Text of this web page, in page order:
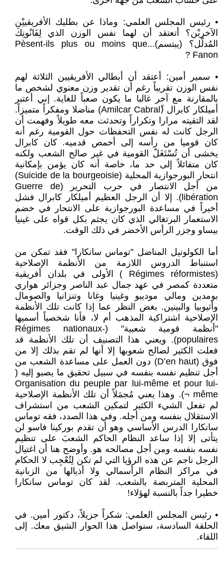
• رئيس المجلس العلمي: وماذا عن بطليك الأفريقييْن
الآخريْن؟ أتعتقد أن لهما نفس الوزن الذي لِفَانُونِكَ
المُدلّل؟ (يبتسم)...Pèsent-ils plus ou moins que
Fanon ?
• سمير أمين: أعتقد أن أبطالي الأفريقيين الثلاثة لهم
نفس الوزن تقريباً رغم أن تقدير وزن معنوي لشخص ما
بالمقارنة مع آخر غالبا ما يكون صعباً للغاية. إني أعتبر
أميلكار كابرال (ََAmilcar Cabral) مناضلا ومفكراً متميزاً.
لقد التقيته مرارا وتكراراً وتحدثت معه طويلاً وفهمت أن
الرجل كانت له نفس التحفظات حول القومية رغم أنه
كان قوميا من رأسه إلى أخمص قدميه. كان كابرال
يخشى أن تُسْتَغَلّ القومية في غير صالح الشعب ولكنه
كان متفائلاً إلى حد ما، خاصة أنه كان يؤمن بإمكانية
انتحار البورجوازية المحلية (Suicide de la bourgeoisie)
من أجل الانتصار في حرب التحرير (Guerre de
libération). إلا أن الرجل العظيم أميلكار كابرال فشل
أخيراً في مساعدة البورجوازية على الانتحار في خضم
الاستعمار البرتغالي الذي كان يجثم بكل قواه على غينيا
بيساو وجزر الرأس الأخضر في ذلك الوقت.
أما الكولونيل المناضل "توماس سانكارا" فقد تمكن من
استنباط الدروس اللازمة من الأنظمة الإصلاحية
(Régimes réformistes ) الأولى في بلدان أفريقية
متعددة كمصر في عهد جمال عبد الناصر وجزائر هواري
بومدين ومالي موديبو وغينيا وغانا وتنزانيا والصومال
وأثيوبيا والبينين. بغض النظر عما إذا كانت تلك الأنظمة
الإصلاحية اشتراكية المذهب أم لا، فأنا شخصياً أسميها
"أنظمة قومية شعبية" (Régimes nationaux-
populaires). ويعني هذا التصنيف أن تلك الأنظمة قد
فعلت الكثير لصالح شعوبها إلا أنها لم تقم بذلك إلا من
فوق (D’en haut) دون العمل على مساعدة الشعب من
أجل تنظيم نفسه بنفسه في سبيل تحقيق ما يصبو إليه (
Organisation du peuple par lui-même et pour lui-
même ¬). وهذا يعني مُجمَلاً أن تلك الأنظمة الإصلاحية
لم تفعل الشيء الكثير لتمكين الشعب من استشراف
الاستقلال بنفسه ومن أجله. وفي هذا الصدد، فقه توماس
سانكارا الدرس الأساسي وهو أن تقدم بوركينا فاسو لن
يتأتى إلا إذا ساعد النظام الحاكم الشعبَ على تنظيم
نفسه بنفسه ومن أجل مصالحه هو. وأوضح هنا أن اغتيال
الرجل ناجم عن هذه الرؤيا التي لم تكن لِتُعْجِب لا الحكام
في مراكز النظام الرأسمالي ولا أذيالها من الزبانية
المحلية المتربصة بالشعب. لقد كان توماس سانكارا
خطيرا جداً بالنسبة لهؤلاء!
• رئيس المجلس العلمي: شكراً جزيلاً، دكتور أمين. في
الحلقة السادسة، سنواصل هذا الحوار الشيق معك. إلى
اللقاء.